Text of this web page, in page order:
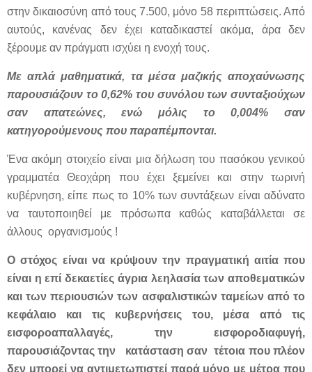
στην δικαιοσύνη από τους 7.500, μόνο 58 περιπτώσεις. Από
αυτούς, κανένας δεν έχει καταδικαστεί ακόμα, άρα δεν
ξέρουμε αν πράγματι ισχύει η ενοχή τους.
Με απλά μαθηματικά, τα μέσα μαζικής αποχαύνωσης
παρουσιάζουν το 0,62% του συνόλου των συνταξιούχων
σαν απατεώνες, ενώ μόλις το 0,004% σαν
κατηγορούμενους που παραπέμπονται.
Ένα ακόμη στοιχείο είναι μια δήλωση του πασόκου γενικού
γραμματέα Θεοχάρη που έχει ξεμείνει και στην τωρινή
κυβέρνηση, είπε πως το 10% των συντάξεων είναι αδύνατο
να ταυτοποιηθεί με πρόσωπα καθώς καταβάλλεται σε
άλλους οργανισμούς !
Ο στόχος είναι να κρύψουν την πραγματική αιτία που
είναι η επί δεκαετίες άγρια λεηλασία των αποθεματικών
και των περιουσιών των ασφαλιστικών ταμείων από το
κεφάλαιο και τις κυβερνήσεις του, μέσα από τις
εισφοροαπαλλαγές, την εισφοροδιαφυγή,
παρουσιάζοντας την κατάσταση σαν τέτοια που πλέον
δεν μπορεί να αντιμετωπιστεί παρά μόνο με μέτρα που